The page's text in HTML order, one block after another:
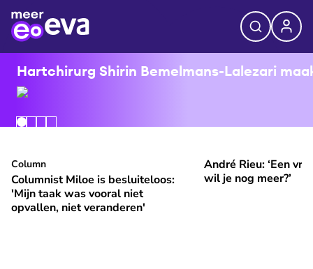
Hartchirurg Shirin Bemelmans-Lalezari
Columnist Miloe is besluiteloos: 'Mijn taak was vooral niet
⭐ Premium
Column
Columnist Miloe is besluiteloos:
'Mijn taak was vooral niet
opvallen, niet veranderen'
André Rieu: ‘Een
⭐Premium
André Rieu: ‘Een
wil je nog meer?’